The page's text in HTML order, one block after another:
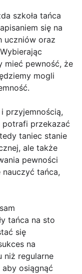
szkoła tańca
się na
uczniów oraz
mieć pewność, że
mogli
przyjemnością,
potrafi przekazać
taniec stanie
ale także
pewności
tańca,
tańca na sto
się
na
niż regularne
osiągnąć